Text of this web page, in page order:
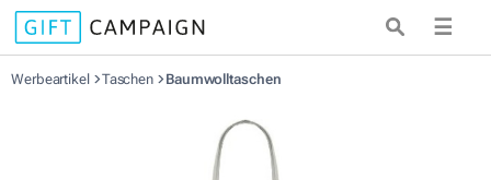
☰
Werbeartikel Taschen Baumwolltaschen